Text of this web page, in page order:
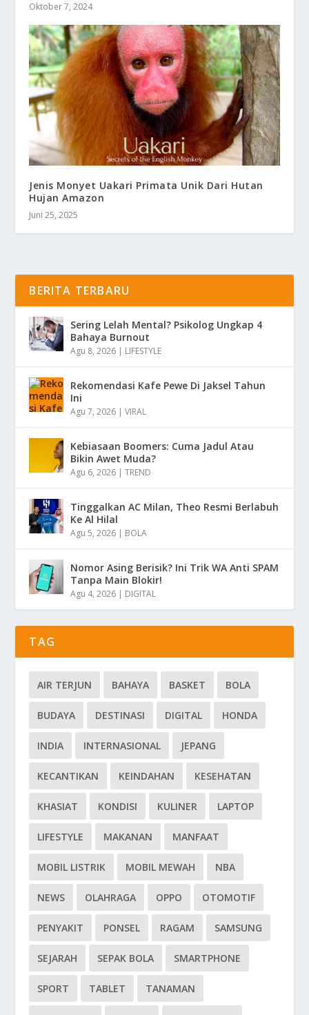
Oktober 7, 2024
Jenis Monyet Uakari Primata Unik Dari Hutan
Hujan Amazon
Juni 25, 2025
BERITA TERBARU
Sering Lelah Mental? Psikolog Ungkap 4
Bahaya Burnout
Agu 8, 2026 LIFESTYLE
Rekomendasi Kafe Pewe Di Jaksel Tahun
Ini
Agu 7, 2026 |VIRAL
Kebiasaan Boomers: Cuma Jadul Atau
Bikin Awet Muda?
Agu 6, 2026 |TREND
Tinggalkan AC Milan, Theo Resmi Berlabuh
Ke Al Hilal
Agu 5, 2026 BOLA
Nomor Asing Berisik? Ini Trik WA Anti SPAM
Tanpa Main Blokir!
Agu 4, 2026 DIGITAL
TAG
AIR TERJUN BAHAYA BASKET BOLA
BUDAYA DESTINASI DIGITAL HONDA
INDIA INTERNASIONAL JEPANG
KECANTIKAN KEINDAHAN KESEHATAN
KHASIAT KONDISI KULINER LAPTOP
LIFESTYLE MAKANAN MANFAAT
MOBIL LISTRIK MOBIL MEWAH NBA
NEWS OLAHRAGA OPPO OTOMOTIF
PENYAKIT PONSEL RAGAM SAMSUNG
SEJARAH SEPAK BOLA SMARTPHONE
SPORT TABLET TANAMAN